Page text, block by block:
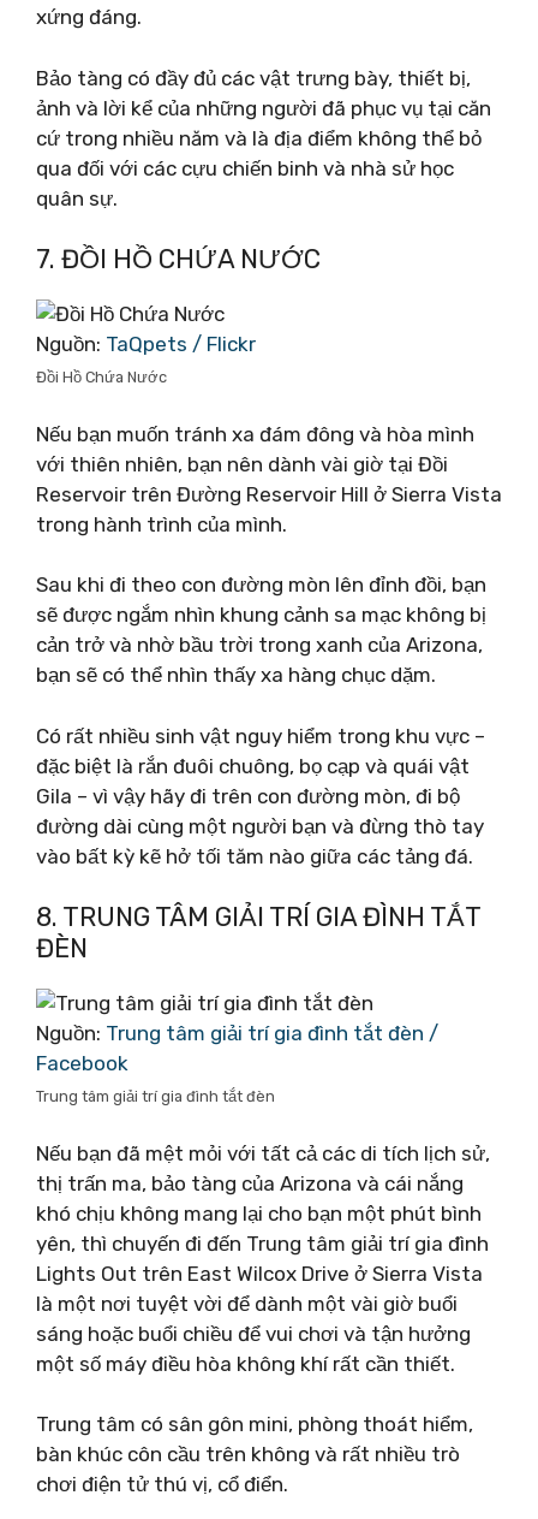
xứng đáng.
Bảo tàng có đầy đủ các vật trưng bày, thiết bị,
ảnh và lời kể của những người đã phục vụ tại căn
cứ trong nhiều năm và là địa điểm không thể bỏ
qua đối với các cựu chiến binh và nhà sử học
quân sự.
7. ĐỒI HỒ CHỨA NƯỚC
Nguồn: TaQpets / Flickr
Đồi Hồ Chứa Nước
Nếu bạn muốn tránh xa đám đông và hòa mình
với thiên nhiên, bạn nên dành vài giờ tại Đồi
Reservoir trên Đường Reservoir Hill ở Sierra Vista
trong hành trình của mình.
Sau khi đi theo con đường mòn lên đỉnh đồi, bạn
sẽ được ngắm nhìn khung cảnh sa mạc không bị
cản trở và nhờ bầu trời trong xanh của Arizona,
bạn sẽ có thể nhìn thấy xa hàng chục dặm.
Có rất nhiều sinh vật nguy hiểm trong khu vực –
đặc biệt là rắn đuôi chuông, bọ cạp và quái vật
Gila – vì vậy hãy đi trên con đường mòn, đi bộ
đường dài cùng một người bạn và đừng thò tay
vào bất kỳ kẽ hở tối tăm nào giữa các tảng đá.
8. TRUNG TÂM GIẢI TRÍ GIA ĐÌNH TẮT
ĐÈN
Nguồn: Trung tâm giải trí gia đình tắt đèn /
Facebook
Trung tâm giải trí gia đình tắt đèn
Nếu bạn đã mệt mỏi với tất cả các di tích lịch sử,
thị trấn ma, bảo tàng của Arizona và cái nắng
khó chịu không mang lại cho bạn một phút bình
yên, thì chuyến đi đến Trung tâm giải trí gia đình
Lights Out trên East Wilcox Drive ở Sierra Vista
là một nơi tuyệt vời để dành một vài giờ buổi
sáng hoặc buổi chiều để vui chơi và tận hưởng
một số máy điều hòa không khí rất cần thiết.
Trung tâm có sân gôn mini, phòng thoát hiểm,
bàn khúc côn cầu trên không và rất nhiều trò
chơi điện tử thú vị, cổ điển.